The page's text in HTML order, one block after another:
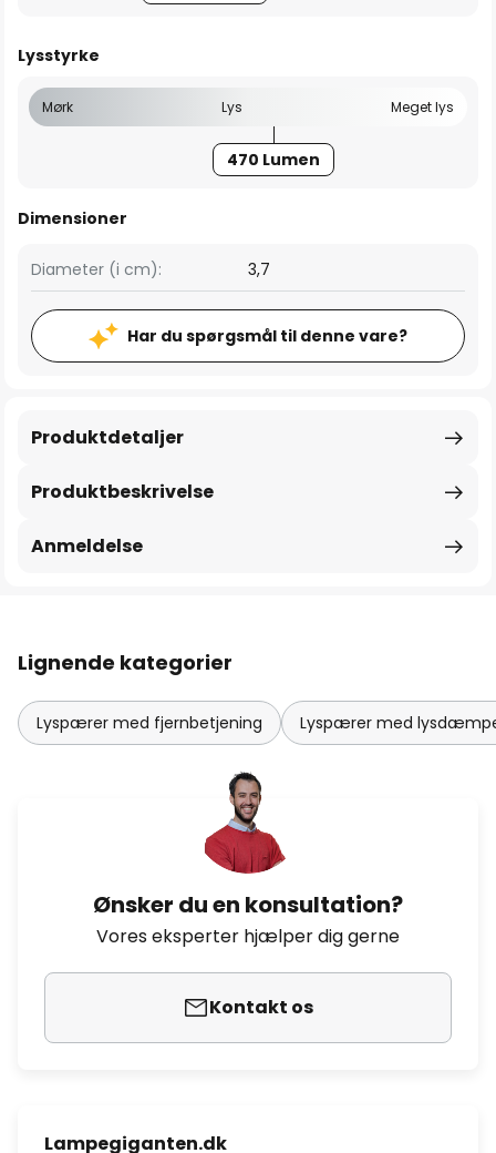
Lysstyrke
Mørk Lys Meget lys
470 Lumen
Dimensioner
Diameter (i cm): 3,7
Har du spørgsmål til denne vare?
Produktbeskrivelse
Produktdetaljer
Anmeldelse
Lignende kategorier
Lyspærer med fjernbetjening Lyspærer med
Ønsker du en konsultation?
Vores eksperter hjælper dig gerne
Kontakt os
Lampegiganten.dk